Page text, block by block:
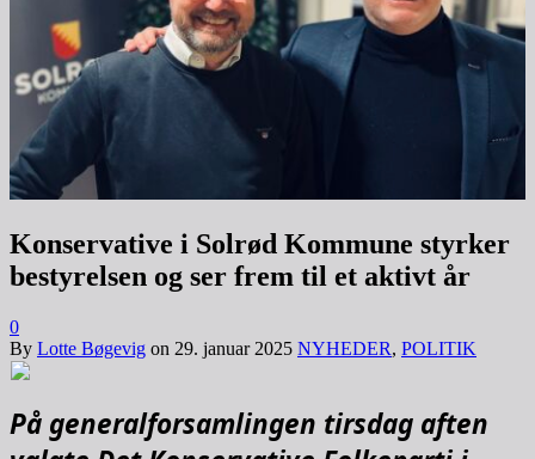
Konservative i Solrød Kommune styrker
bestyrelsen og ser frem til et aktivt år
0
By Lotte Bøgevig on 29. januar 2025 NYHEDER, POLITIK
På generalforsamlingen tirsdag aften